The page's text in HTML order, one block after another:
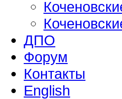
ДПО
Форум
Контакты
English